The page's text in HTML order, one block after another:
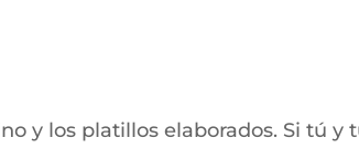
y los platillos elaborados. Si tú y